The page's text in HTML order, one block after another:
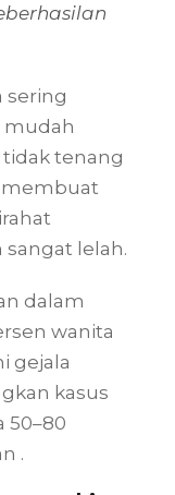
sering
mudah
tenang
membuat
lelah.
dalam
wanita
gejala
kasus
50–80
.